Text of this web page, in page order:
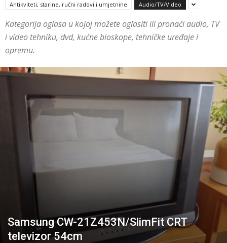
Antikviteti, starine, ručni radovi i umjetnine Audio/TV/Video
Kategorija oglasa u kojoj možete oglasiti ili pronaći audio, TV
i video tehniku, dvd, kućne bioskope, tehničke uređaje i
opremu.
Samsung CW-21Z453N/SlimFit CRT
televizor 54cm